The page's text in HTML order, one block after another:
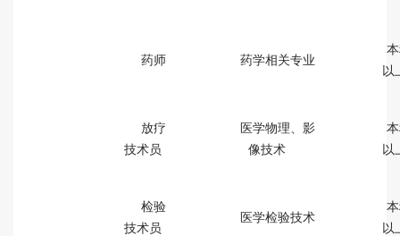
药师 药学相关专业
以
放疗
技术员
医学物理、影
像技术
以
检验
技术员
医学检验技术
以